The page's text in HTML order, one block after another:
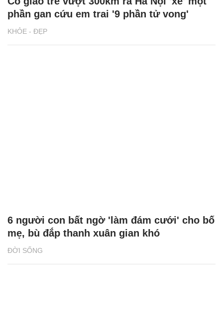
KHỎE - ĐẸP
phần gan cứu em trai '9 phần tử vong'
ĐỜI SỐNG
6 người con bất ngờ 'làm đám cưới' cho bố
mẹ, bù đắp thanh xuân gian khó